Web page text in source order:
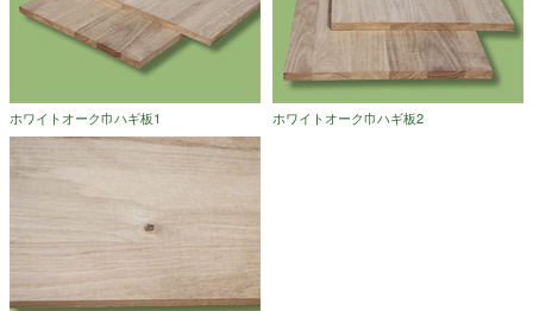
ホワイトオーク巾ハギ板1 ホワイトオーク巾ハギ板2